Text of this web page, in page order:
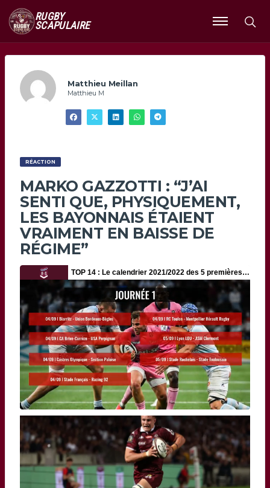
RUGBY
SCAPULAIRE
Ouvrir
le
Matthieu Meillan
Matthieu M
RÉACTION
MARKO GAZZOTTI : “J’AI
SENTI QUE, PHYSIQUEMENT,
LES BAYONNAIS ÉTAIENT
VRAIMENT EN BAISSE DE
RÉGIME”